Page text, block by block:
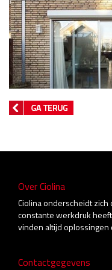
Over Ciolina
Ciolina onderscheidt
constante werkdruk
vinden altijd oplossingen
Contactgegevens